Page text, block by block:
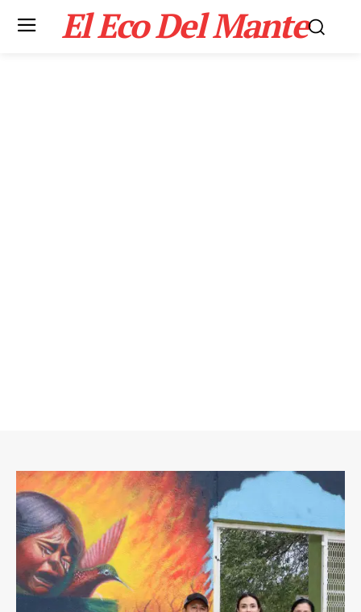
El Eco Del Mante